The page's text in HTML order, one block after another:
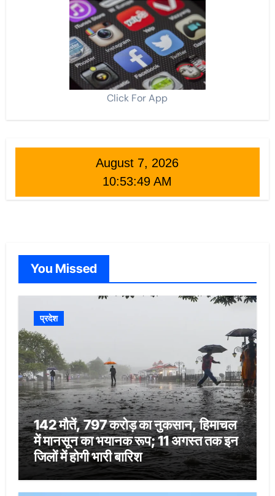
Click For App
August 7, 2026
10:53:50 AM
You Missed
प्रदेश
142 मौतें, 797 करोड़ का नुकसान, हिमाचल
में मानसून का भयानक रूप; 11 अगस्त तक इन
जिलों में होगी भारी बारिश